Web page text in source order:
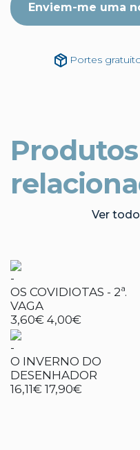
Enviem-me uma
Portes
Produtos
Ver
-
OS COVIDIOTAS - 2ª.
VAGA
3,60€ 4,00€
-
O INVERNO DO
DESENHADOR
16,11€ 17,90€